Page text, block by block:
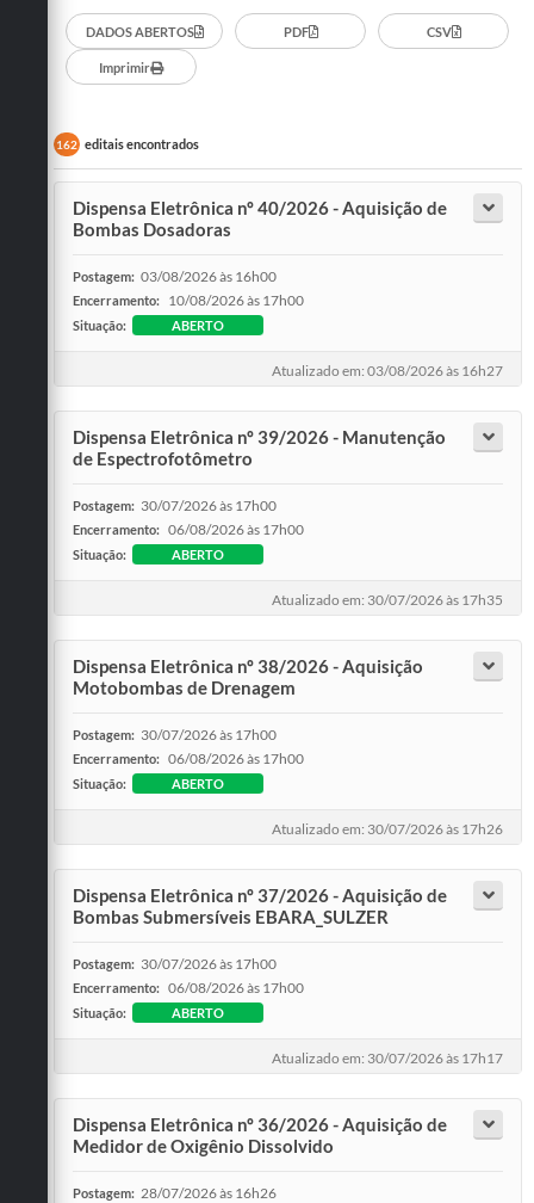
DADOS ABERTOS PDF CSV
Imprimir
162 editais encontrados
Dispensa Eletrônica nº 40/2026 - Aquisição de
Bombas Dosadoras
Postagem: 03/08/2026 às 16h00
Encerramento: 10/08/2026 às 17h00
Situação: ABERTO
Atualizado em: 03/08/2026 às 16h27
Dispensa Eletrônica nº 39/2026 - Manutenção
de Espectrofotômetro
Postagem: 30/07/2026 às 17h00
Encerramento: 06/08/2026 às 17h00
Situação: ABERTO
Atualizado em: 30/07/2026 às 17h35
Dispensa Eletrônica nº 38/2026 - Aquisição
Motobombas de Drenagem
Postagem: 30/07/2026 às 17h00
Encerramento: 06/08/2026 às 17h00
Situação: ABERTO
Atualizado em: 30/07/2026 às 17h26
Dispensa Eletrônica nº 37/2026 - Aquisição de
Bombas Submersíveis EBARA_SULZER
Postagem: 30/07/2026 às 17h00
Encerramento: 06/08/2026 às 17h00
Situação: ABERTO
Atualizado em: 30/07/2026 às 17h17
Dispensa Eletrônica nº 36/2026 - Aquisição de
Medidor de Oxigênio Dissolvido
Postagem: 28/07/2026 às 16h26